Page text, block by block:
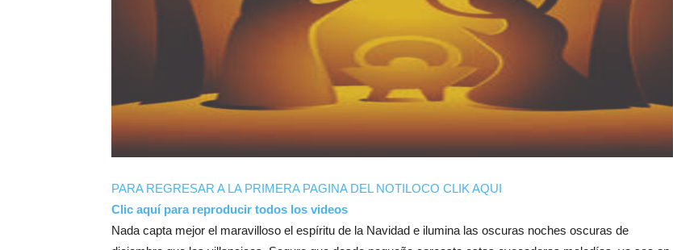
PARA REGRESAR A LA PRIMERA PAGINA DEL NOTILOCO CLIK AQUI
Clic aquí para reproducir todos los videos
Nada capta mejor el maravilloso el espíritu de la Navidad e ilumina las oscuras noches oscuras de